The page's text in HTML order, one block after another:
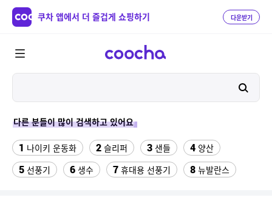
쿠차 앱에서 더 즐겁게 쇼핑하기 다운받기
다른 분들이 많이 검색하고 있어요
1 나이키 운동화 2 슬리퍼 3 샌들 4 양산
5 선풍기 6 생수 7 휴대용 선풍기 8 뉴발란스